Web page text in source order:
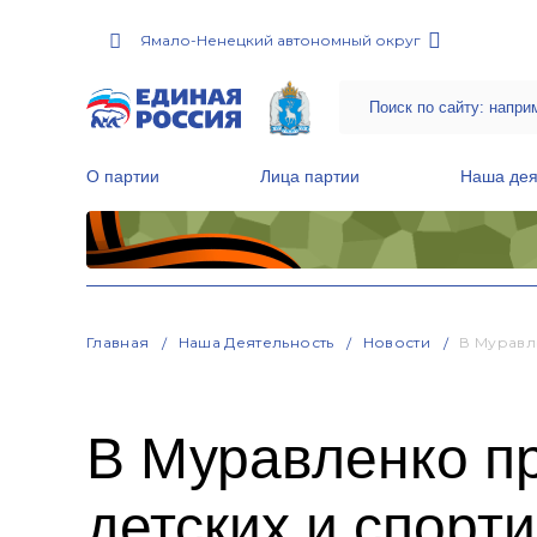
Ямало-Ненецкий автономный округ
О партии Лица партии Наша
Главная Наша Деятельность Новости В
В Муравленко